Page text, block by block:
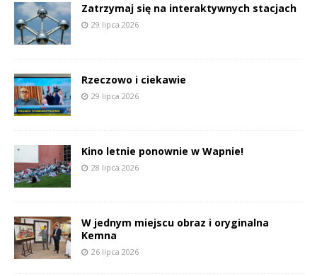
Zatrzymaj się na interaktywnych stacjach
29 lipca 2026
Rzeczowo i ciekawie
29 lipca 2026
Kino letnie ponownie w Wapnie!
28 lipca 2026
W jednym miejscu obraz i oryginalna
Kemna
26 lipca 2026